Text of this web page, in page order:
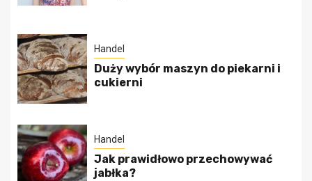
Handel
Duży wybór maszyn do piekarni i
cukierni
Handel
Jak prawidłowo przechowywać
jabłka?